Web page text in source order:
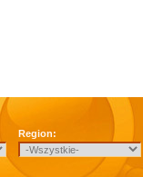
Region: